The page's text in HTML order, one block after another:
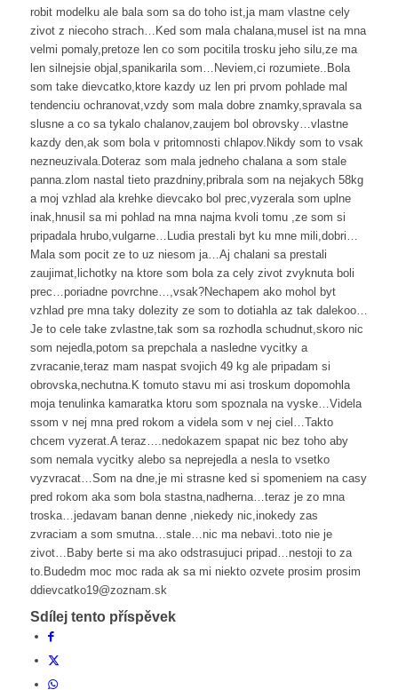
robit modelku ale bala som sa do toho ist,ja mam vlastne cely
zivot z niecoho strach…Ked som mala chalana,musel ist na mna
velmi pomaly,pretoze len co som pocitila trosku jeho silu,ze ma
len silnejsie objal,spanikarila som…Neviem,ci rozumiete..Bola
som take dievcatko,ktore kazdy uz len pri prvom pohlade mal
tendenciu ochranovat,vzdy som mala dobre znamky,spravala sa
slusne a co sa tykalo chalanov,zaujem bol obrovsky…vlastne
kazdy den,ak som bola v pritomnosti chlapov.Nikdy som to vsak
nezneuzivala.Doteraz som mala jedneho chalana a som stale
panna.zlom nastal tieto prazdniny,pribrala som na nejakych 58kg
a moj vzhlad ala krehke dievcako bol prec,vyzerala som uplne
inak,hnusil sa mi pohlad na mna najma kvoli tomu ,ze som si
pripadala hrubo,vulgarne…Ludia prestali byt ku mne mili,dobri…
Mala som pocit ze to uz niesom ja…Aj chalani sa prestali
zaujimat,lichotky na ktore som bola za cely zivot zvyknuta boli
prec…poriadne povrchne…,vsak?Nechapem ako mohol byt
vzhlad pre mna taky dolezity ze som to dotiahla az tak dalekoo…
Je to cele take zvlastne,tak som sa rozhodla schudnut,skoro nic
som nejedla,potom sa prepchala a nasledne vycitky a
zvracanie,teraz mam naspat svojich 49 kg ale pripadam si
obrovska,nechutna.K tomuto stavu mi asi troskum dopomohla
moja tenulinka kamaratka ktoru som spoznala na vyske…Videla
ssom v nej mna pred rokom a videla som v nej ciel…Takto
chcem vyzerat.A teraz….nedokazem spapat nic bez toho aby
som nemala vycitky alebo sa neprejedla a nesla to vsetko
vyzvracat…Som na dne,je mi strasne ked si spomeniem na casy
pred rokom aka som bola stastna,nadherna…teraz je zo mna
troska…jedavam banan denne ,niekedy nic,inokedy zas
zvraciam a som smutna…stale…nic ma nebavi..toto nie je
zivot…Baby berte si ma ako odstrasujuci pripad…nestoji to za
to.Budedm moc moc rada ak sa mi niekto ozvete prosim prosim
ddievcatko19@zoznam.sk
Sdílej tento příspěvek